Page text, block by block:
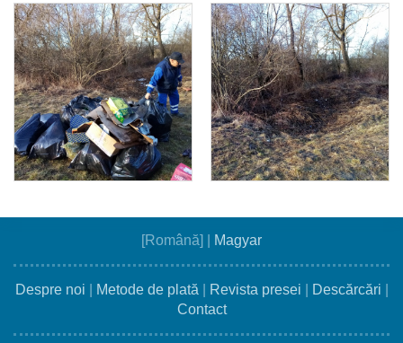
[Română] Magyar
Despre noi Metode de plată Revista presei Descărcări
Contact